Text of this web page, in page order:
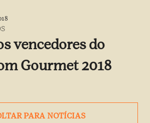
vencedores do
Gourmet 2018
PARA NOTÍCIAS